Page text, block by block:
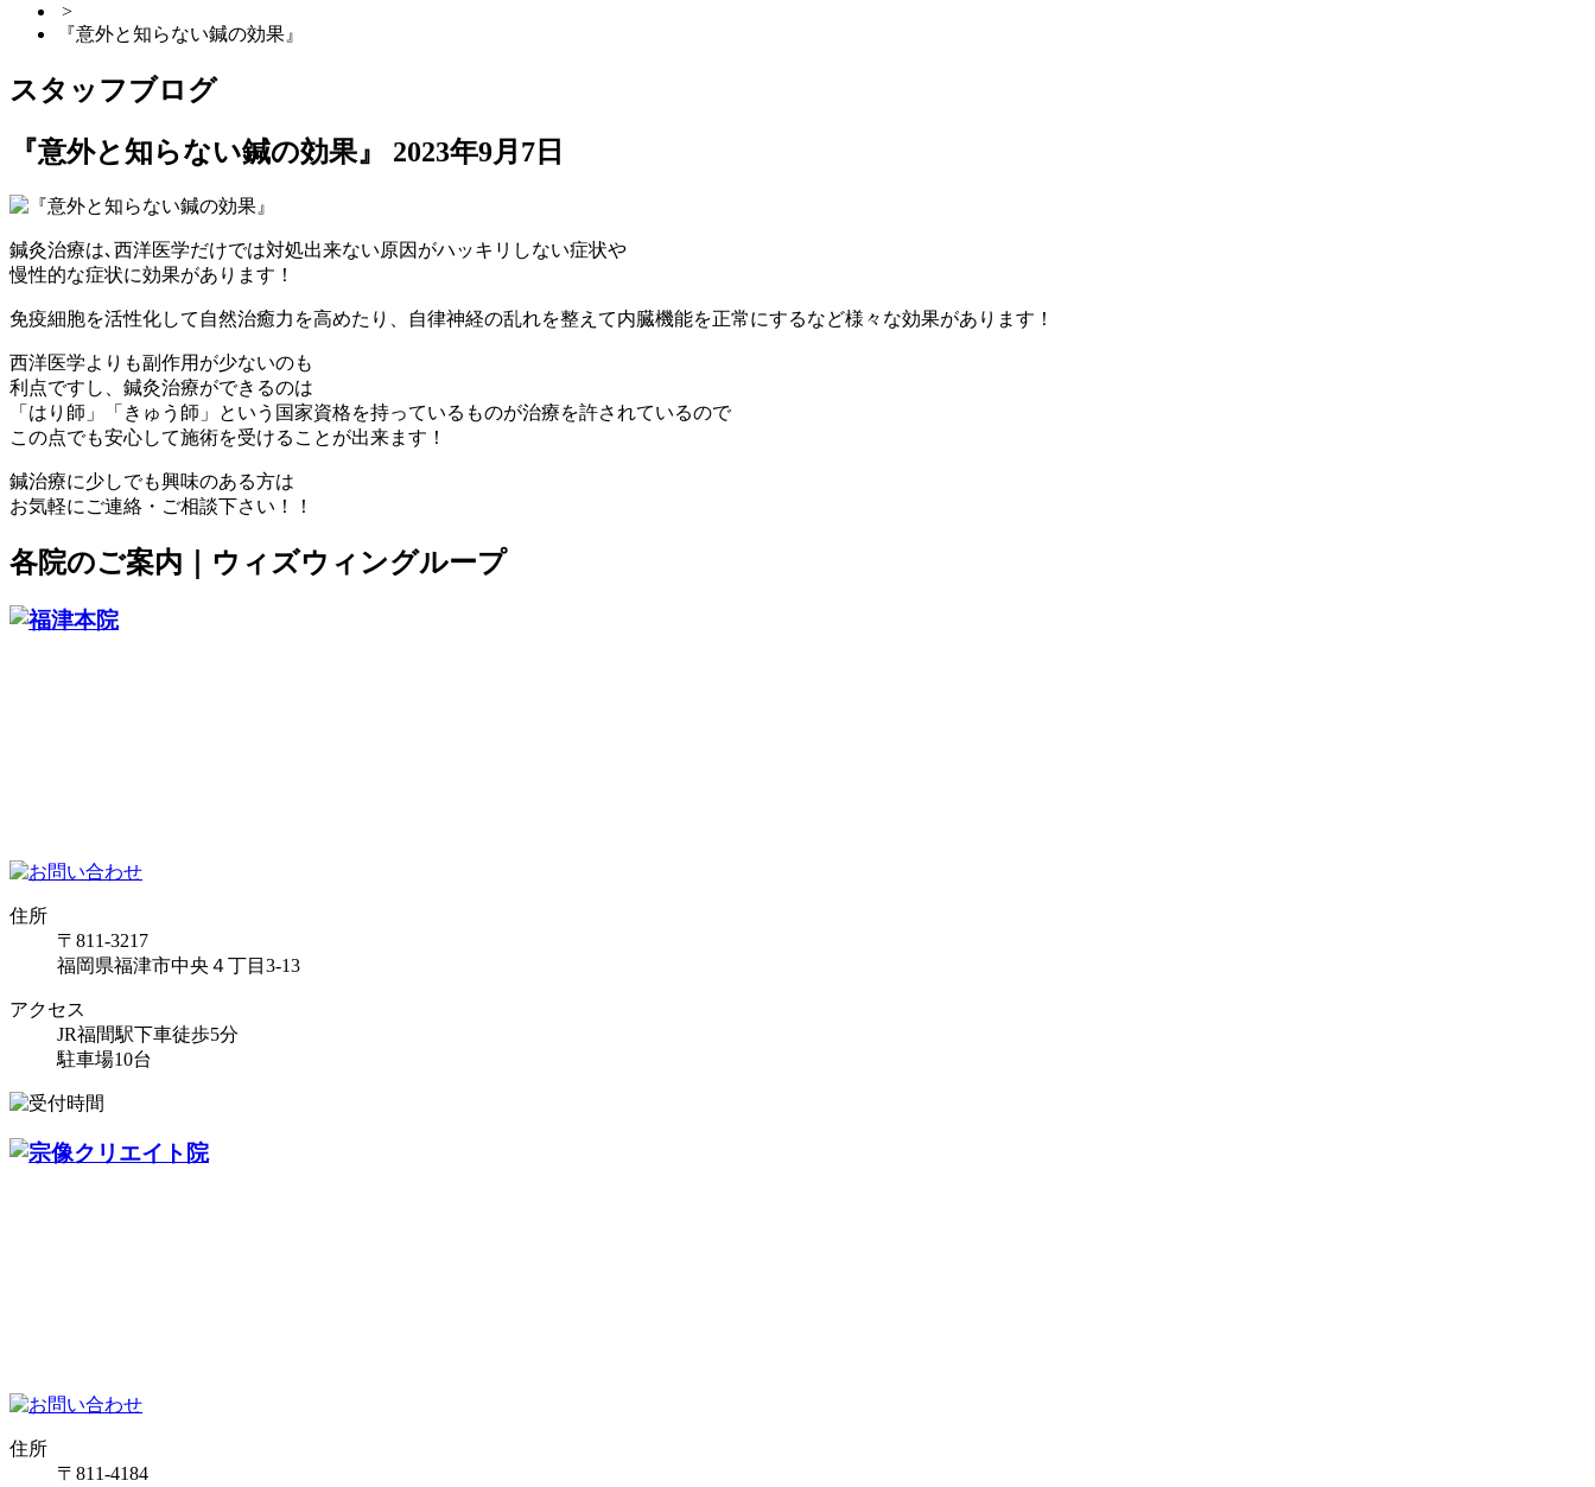
>
『意外と知らない鍼の効果』
スタッフブログ
『意外と知らない鍼の効果』
2023年9月7日
鍼灸治療は､西洋医学だけでは対処出来ない原因がハッキリしない症状や
慢性的な症状に効果があります！
免疫細胞を活性化して自然治癒力を高めたり、自律神経の乱れを整えて内臓機能を正常にするなど様々な効果があります！
西洋医学よりも副作用が少ないのも
利点ですし、鍼灸治療ができるのは
「はり師」「きゅう師」という国家資格を持っているものが治療を許されているので
この点でも安心して施術を受けることが出来ます！
鍼治療に少しでも興味のある方は
お気軽にご連絡・ご相談下さい！！
各院のご案内｜ウィズウィングループ
住所
〒811-3217
福岡県福津市中央４丁目3-13
アクセス
JR福間駅下車徒歩5分
駐車場10台
住所
〒811-4184